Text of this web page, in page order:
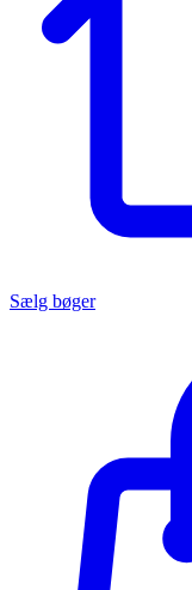
Sælg bøger